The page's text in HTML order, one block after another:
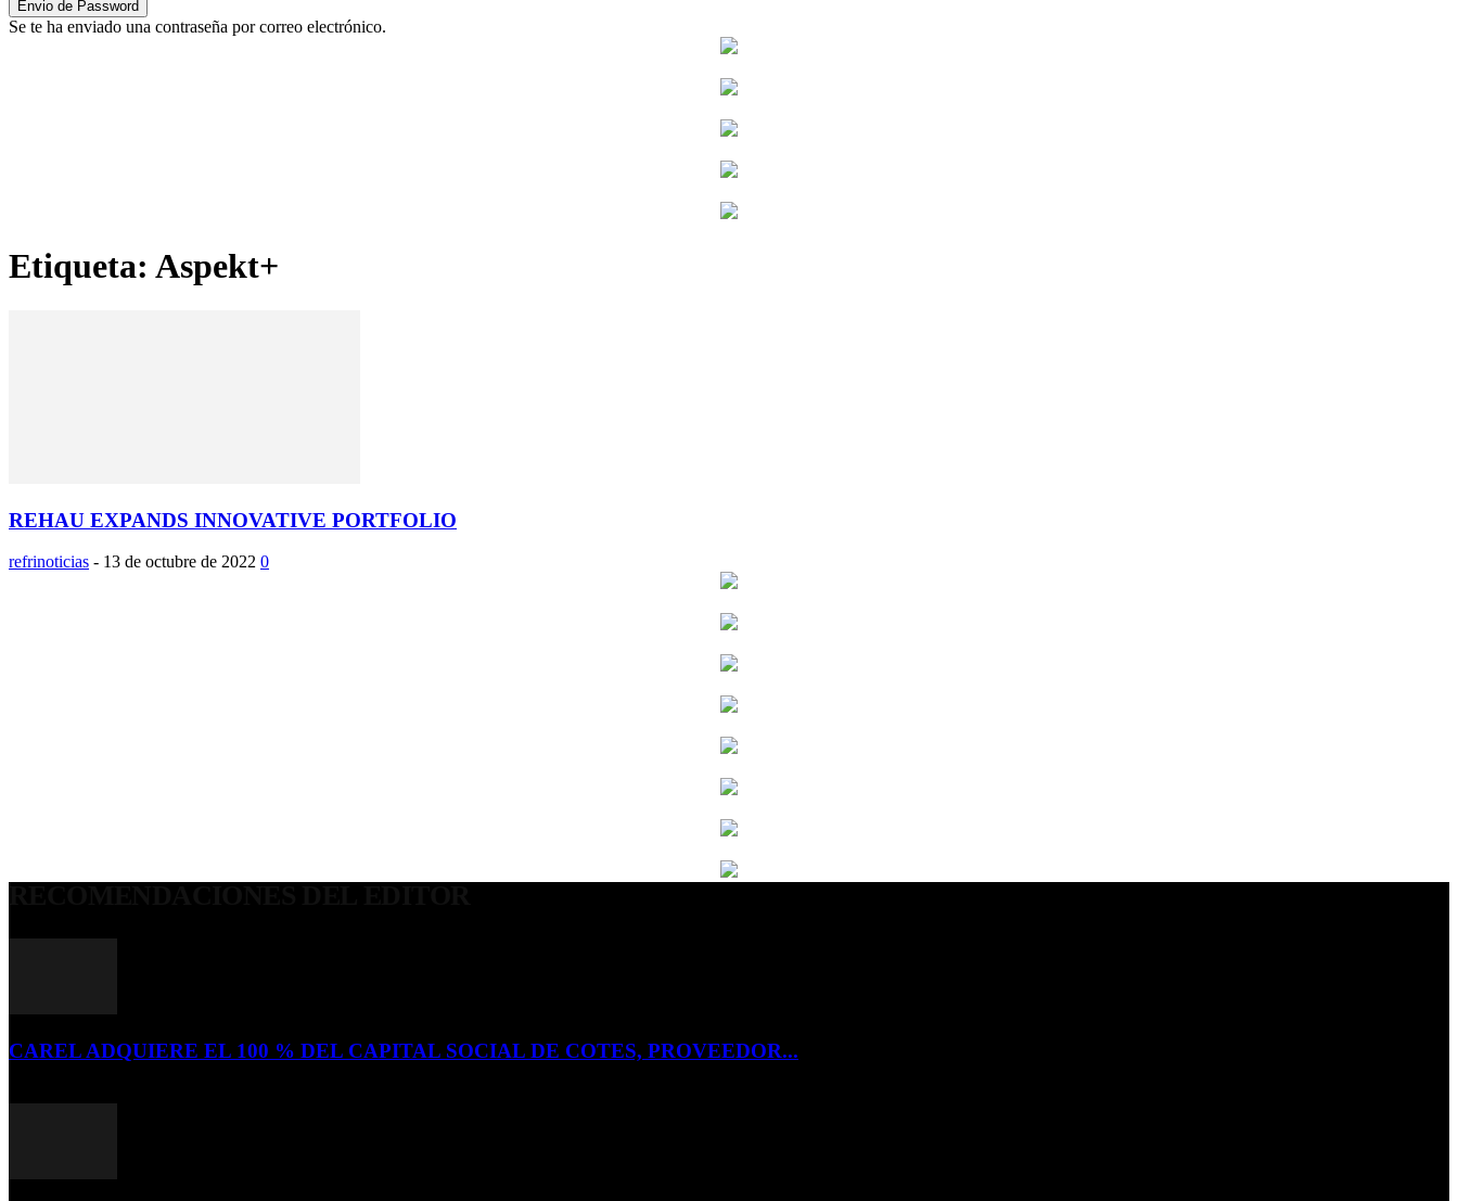
Se te ha enviado una contraseña por correo electrónico.
Etiqueta: Aspekt+
REHAU EXPANDS INNOVATIVE PORTFOLIO
refrinoticias - 13 de octubre de 2022 0
CAREL ADQUIERE EL 100 % DEL CAPITAL SOCIAL DE COTES, PROVEEDOR...